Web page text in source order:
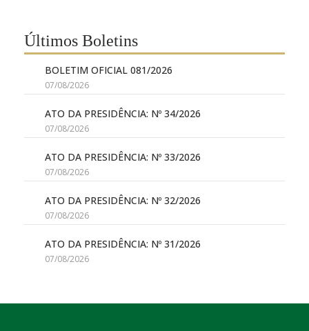
Últimos Boletins
BOLETIM OFICIAL 081/2026
07/08/2026
ATO DA PRESIDÊNCIA: Nº 34/2026
07/08/2026
ATO DA PRESIDÊNCIA: Nº 33/2026
07/08/2026
ATO DA PRESIDÊNCIA: Nº 32/2026
07/08/2026
ATO DA PRESIDÊNCIA: Nº 31/2026
07/08/2026